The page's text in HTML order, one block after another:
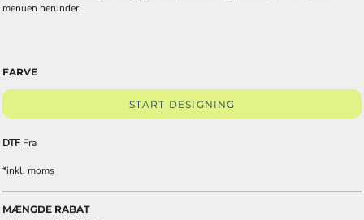
menuen herunder.
FARVE
START DESIGNING
DTF Fra
*inkl. moms
MÆNGDE RABAT